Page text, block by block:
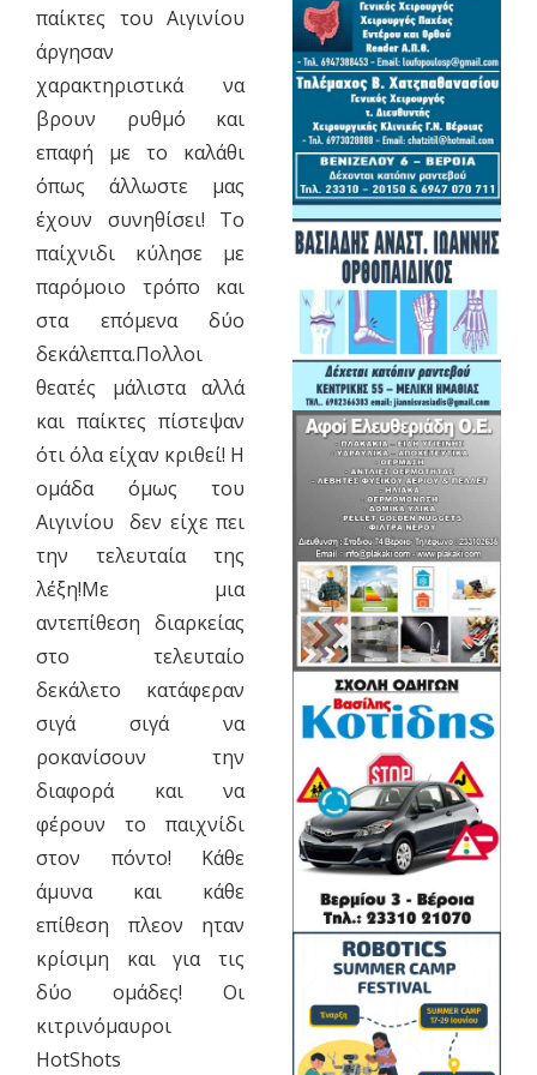
παίκτες του Αιγινίου
άργησαν
χαρακτηριστικά να
βρουν ρυθμό και
επαφή με το καλάθι
όπως άλλωστε μας
έχουν συνηθίσει! Το
παίχνιδι κύλησε με
παρόμοιο τρόπο και
στα επόμενα δύο
δεκάλεπτα.Πολλοι
θεατές μάλιστα αλλά
και παίκτες πίστεψαν
ότι όλα είχαν κριθεί! Η
ομάδα όμως του
Αιγινίου δεν είχε πει
την τελευταία της
λέξη!Με μια
αντεπίθεση διαρκείας
στο τελευταίο
δεκάλετο κατάφεραν
σιγά σιγά να
ροκανίσουν την
διαφορά και να
φέρουν το παιχνίδι
στον πόντο! Κάθε
άμυνα και κάθε
επίθεση πλεον ηταν
κρίσιμη και για τις
δύο ομάδες! Οι
κιτρινόμαυροι
HotShots